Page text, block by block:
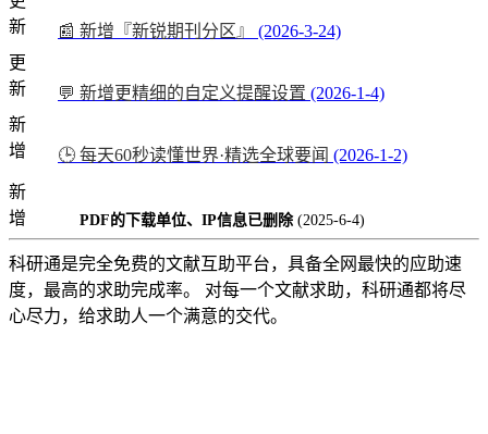
新
📰 新增『新锐期刊分区』
(2026-3-24)
更
新
💬 新增更精细的自定义提醒设置 (2026-1-4)
新
增
🕒 每天60秒读懂世界·精选全球要闻 (2026-1-2)
新
增
PDF的下载单位、IP信息已删除 (2025-6-4)
科研通是完全免费的文献互助平台，具备全网最快的应助速
度，最高的求助完成率。 对每一个文献求助，科研通都将尽
心尽力，给求助人一个满意的交代。